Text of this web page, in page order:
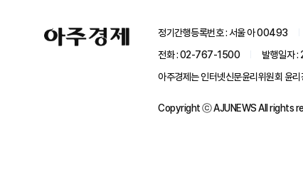
아
주
정기간행등록번호 : 서울 아 00493
전화 : 02-767-1500
발행일자
아주경제는 인터넷신문윤리위원회 윤
Copyright ⓒ AJUNEWS All rights